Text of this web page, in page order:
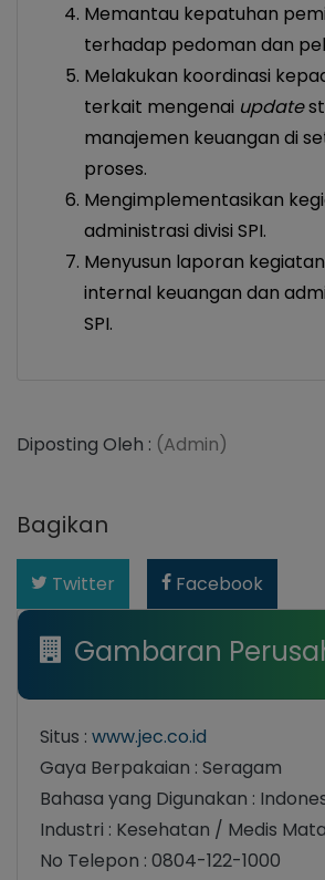
Memantau kepatuhan
terhadap pedoman dan
Melakukan koordinasi
terkait mengenai update
manajemen keuangan di
proses.
Mengimplementasikan
administrasi divisi SPI.
Menyusun laporan
internal keuangan dan
SPI.
Diposting Oleh : (Admin)
Bagikan
Twitter Facebook
Gambaran
Situs : www.jec.co.id
Gaya Berpakaian : Seragam
Bahasa yang Digunakan :
Industri : Kesehatan / Medis Mata
No Telepon : 0804-122-1000